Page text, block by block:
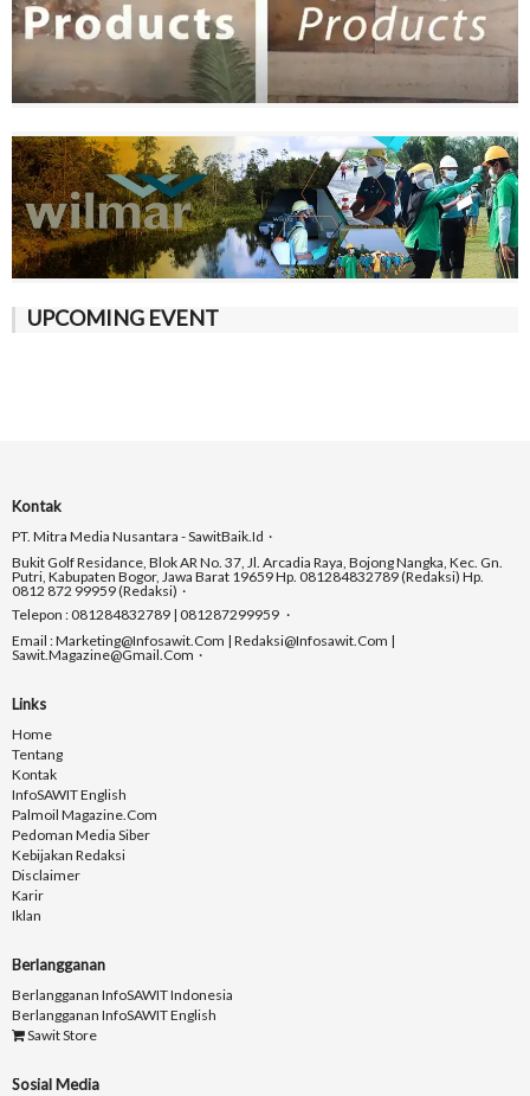
UPCOMING EVENT
Kontak
PT. Mitra Media Nusantara - SawitBaik.id
Bukit Golf Residance, Blok AR No. 37, Jl. Arcadia Raya, Bojong Nangka, Kec. Gn.
Putri, Kabupaten Bogor, Jawa Barat 19659 Hp. 081284832789 (Redaksi) Hp.
0812 872 99959 (Redaksi)
Telepon : 081284832789 | 081287299959
Email : Marketing@infosawit.com | Redaksi@infosawit.com |
Sawit.magazine@gmail.com
Links
Home
Tentang
Kontak
InfoSAWIT English
Palmoil Magazine.com
Pedoman Media Siber
Kebijakan Redaksi
Disclaimer
Karir
Iklan
Berlangganan
Berlangganan InfoSAWIT Indonesia
Berlangganan InfoSAWIT English
Sawit Store
Sosial Media